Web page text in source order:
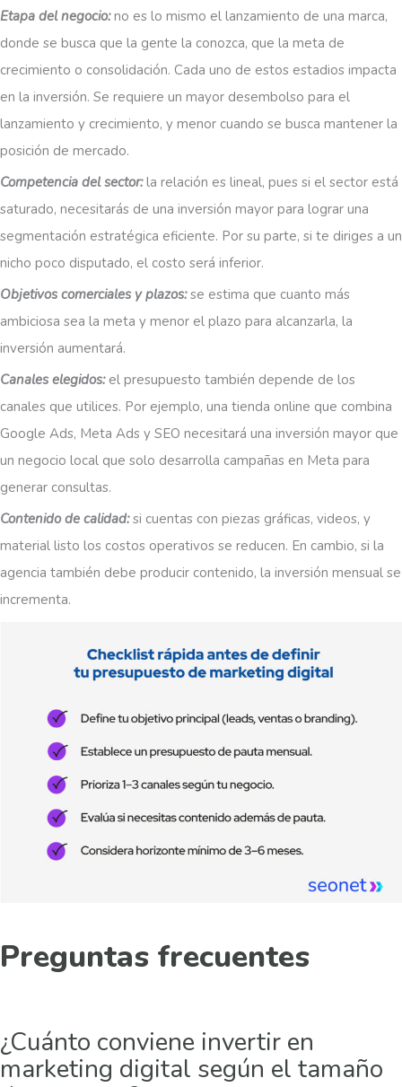
Etapa del negocio:no es lo mismo el lanzamiento de una marca,
donde se busca que la gente la conozca, que la meta de
crecimiento o consolidación. Cada uno de estos estadios impacta
en la inversión. Se requiere un mayor desembolso para el
lanzamiento y crecimiento, y menor cuando se busca mantener la
posición de mercado.
Competencia del sector:la relación es lineal, pues si el sector está
saturado, necesitarás de una inversión mayor para lograr una
segmentación estratégica eficiente. Por su parte, si te diriges a un
nicho poco disputado, el costo será inferior.
Objetivos comerciales y plazos:se estima que cuanto más
ambiciosa sea la meta y menor el plazo para alcanzarla, la
inversión aumentará.
Canales elegidos:el presupuesto también depende de los
canales que utilices. Por ejemplo, una tienda online que combina
Google Ads, Meta Ads y SEO necesitará una inversión mayor que
un negocio local que solo desarrolla campañas en Meta para
generar consultas.
Contenido de calidad:si cuentas con piezas gráficas, videos, y
material listo los costos operativos se reducen. En cambio, si la
agencia también debe producir contenido, la inversión mensual se
incrementa.
Preguntas frecuentes
¿Cuánto conviene invertir en
marketing digital según el tamaño